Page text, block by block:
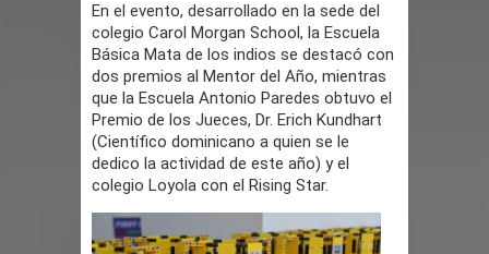
foro “Reserva tu Capital”
Hombre muere tras ser atacado con
agua caliente mientras dormía en
local de Samaná
Condenan a 30 años exteniente por
En el evento, desarrollado en la sede del
colegio Carol Morgan School, la Escuela
Básica Mata de los indios se destacó con
dos premios al Mentor del Año, mientras
que la Escuela Antonio Paredes obtuvo el
Premio de los Jueces, Dr. Erich Kundhart
(Científico dominicano a quien se le
dedico la actividad de este año) y el
colegio Loyola con el Rising Star.